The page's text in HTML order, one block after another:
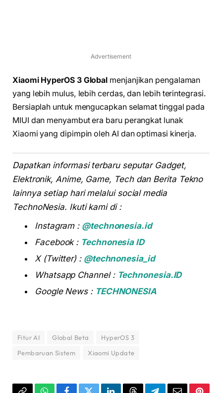
Advertisement
Xiaomi HyperOS 3 Global menjanjikan pengalaman
yang lebih mulus, lebih cerdas, dan lebih terintegrasi.
Bersiaplah untuk mengucapkan selamat tinggal pada
MIUI dan menyambut era baru perangkat lunak
Xiaomi yang dipimpin oleh AI dan optimasi kinerja.
Dapatkan informasi terbaru seputar Gadget,
Elektronik, Anime, Game, Tech dan Berita Tekno
lainnya setiap hari melalui social media
TechnoNesia. Ikuti kami di :
Instagram : @technonesia.id
Facebook : Technonesia ID
X (Twitter) : @technonesia_id
Whatsapp Channel : Technonesia.ID
Google News : TECHNONESIA
Fitur AI Global Beta
HyperOS 3
Pembaruan Sistem
Xiaomi Update